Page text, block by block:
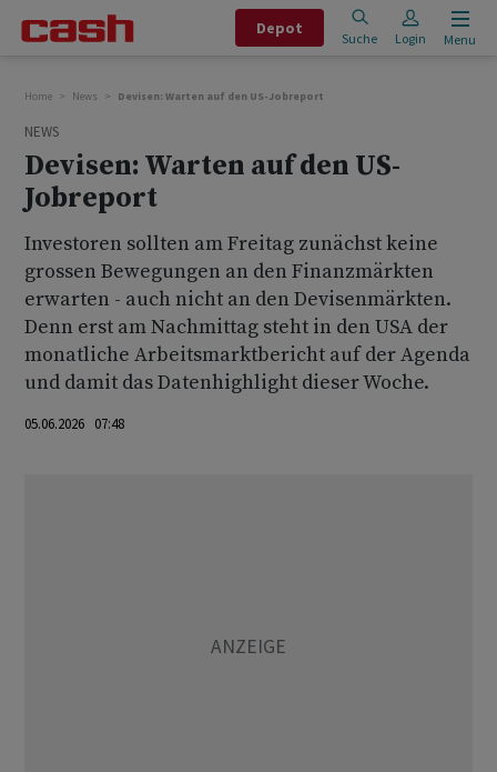
Depot
Suche Login Menu
Home News Devisen: Warten auf den US-Jobreport
NEWS
Devisen: Warten auf den US-
Jobreport
Investoren sollten am Freitag zunächst keine
grossen Bewegungen an den Finanzmärkten
erwarten - auch nicht an den Devisenmärkten.
Denn erst am Nachmittag steht in den USA der
monatliche Arbeitsmarktbericht auf der Agenda
und damit das Datenhighlight dieser Woche.
05.06.2026 07:48